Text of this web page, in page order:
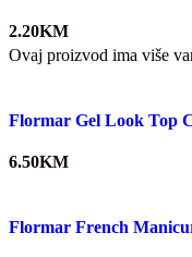
2.20KM
Ovaj proizvod ima više
Flormar Gel Look Top
6.50KM
Flormar French